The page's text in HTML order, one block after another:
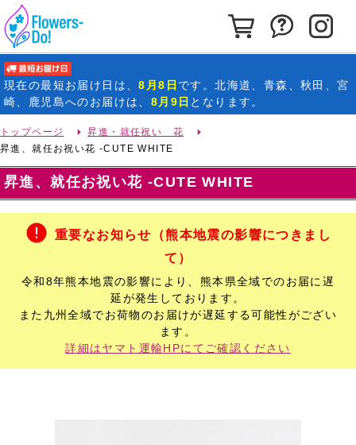
カートを見る
お問い合
現在の最短お届け日 は、8月8日 です。北海道、青森、秋田、宮
崎、鹿児島へのお届けは、 8月9日 となります。
トップページ
昇進・就任祝い 花
昇進、就任お祝い花 -CUTE WHITE
昇進、就任お祝い花 -CUTE WHITE
重要なお知らせ（熊本地震の影響につきまし
て）
令和8年熊本地震の影響により、熊本県全域でのお届に遅
延が発生しております。
また九州全域でお荷物のお届けが遅延する可能性がござい
ます。
詳細はヤマト運輸HPにてご確認ください